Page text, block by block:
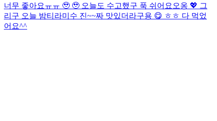
너무 좋아요ㅠㅠ 🥹 🥹 오늘도 수고했구 푹 쉬어요오옹 💖 그
리구 오늘 밤티라미수 진~~짜 맛있더라구용 😋 ㅎㅎ 다 먹었
어요^^